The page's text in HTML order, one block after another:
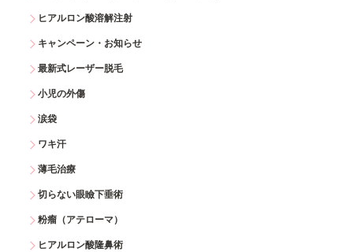
ヒアルロン酸溶解注射
キャンペーン・お知らせ
最新式レーザー脱毛
小児の外傷
涙袋
ワキ汗
薄毛治療
切らない眼瞼下垂術
粉瘤（アテローマ）
ヒアルロン酸隆鼻術